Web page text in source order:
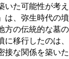
いた可能性が考え
は、弥生時代の墳
方の伝統的な墓の
移行したのは、
接な関係を築いた